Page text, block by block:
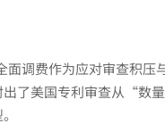
面调费作为应对审查积压
出了美国专利审查从“数